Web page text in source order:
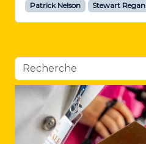
Patrick Nelson
Stewart Regan